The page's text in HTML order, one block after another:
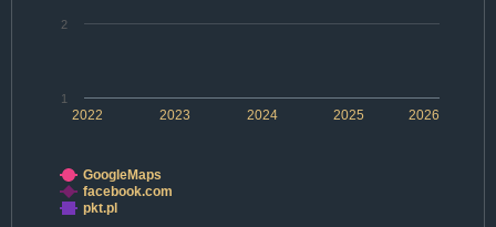
2022 2024 2026
2023 2025
1
2
GoogleMaps
facebook.com
pkt.pl